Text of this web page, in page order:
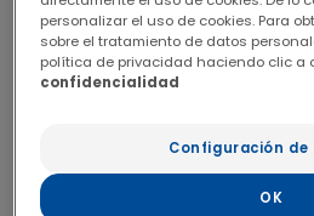
FORMACIÓN
RECURSOS
CONCURSO
VADEMECUM
personalizar el uso de cookies. Para
sobre el tratamiento de datos
política de privacidad haciendo clic a
confidencialidad
Configuración de
OK